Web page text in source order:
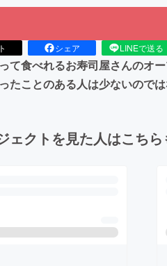
シェア LINEで送る
て食べれるお寿司屋さんのオ
たことのある人は少ないので
ェクトを見た人はこち